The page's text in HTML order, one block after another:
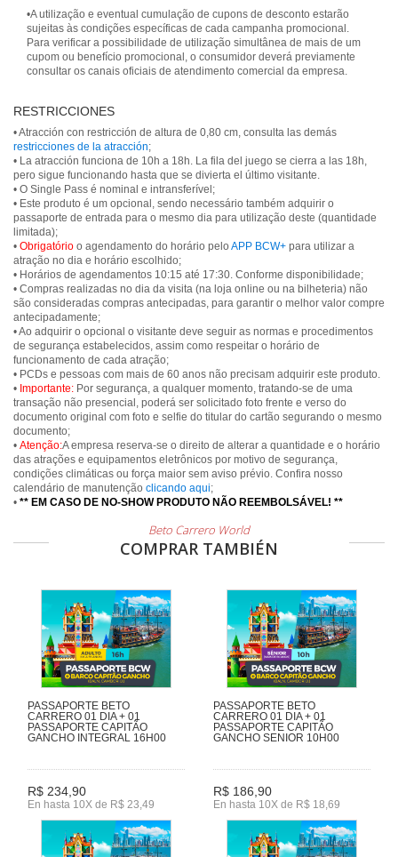
•A utilização e eventual cumulação de cupons de desconto estarão
sujeitas às condições específicas de cada campanha promocional.
Para verificar a possibilidade de utilização simultânea de mais de um
cupom ou benefício promocional, o consumidor deverá previamente
consultar os canais oficiais de atendimento comercial da empresa.
RESTRICCIONES
• Atracción con restricción de altura de 0,80 cm, consulta las demás
restricciones de la atracción;
• La atracción funciona de 10h a 18h. La fila del juego se cierra a las 18h,
pero sigue funcionando hasta que se divierta el último visitante.
• O Single Pass é nominal e intransferível;
• Este produto é um opcional, sendo necessário também adquirir o
passaporte de entrada para o mesmo dia para utilização deste (quantidade
limitada);
• Obrigatório o agendamento do horário pelo APP BCW+ para utilizar a
atração no dia e horário escolhido;
• Horários de agendamentos 10:15 até 17:30. Conforme disponibilidade;
• Compras realizadas no dia da visita (na loja online ou na bilheteria) não
são consideradas compras antecipadas, para garantir o melhor valor compre
antecipadamente;
• Ao adquirir o opcional o visitante deve seguir as normas e procedimentos
de segurança estabelecidos, assim como respeitar o horário de
funcionamento de cada atração;
• PCDs e pessoas com mais de 60 anos não precisam adquirir este produto.
• Importante: Por segurança, a qualquer momento, tratando-se de uma
transação não presencial, poderá ser solicitado foto frente e verso do
documento original com foto e selfie do titular do cartão segurando o mesmo
documento;
• Atenção:A empresa reserva-se o direito de alterar a quantidade e o horário
das atrações e equipamentos eletrônicos por motivo de segurança,
condições climáticas ou força maior sem aviso prévio. Confira nosso
calendário de manutenção clicando aqui;
• ** EM CASO DE NO-SHOW PRODUTO NÃO REEMBOLSÁVEL! **
Beto Carrero World
COMPRAR TAMBIÉN
PASSAPORTE BETO
CARRERO 01 DIA + 01
PASSAPORTE CAPITÃO
GANCHO INTEGRAL 16H00
R$ 234,90
En hasta 10X de R$ 23,49
PASSAPORTE BETO
CARRERO 01 DIA + 01
PASSAPORTE CAPITÃO
GANCHO SENIOR 10H00
R$ 186,90
En hasta 10X de R$ 18,69